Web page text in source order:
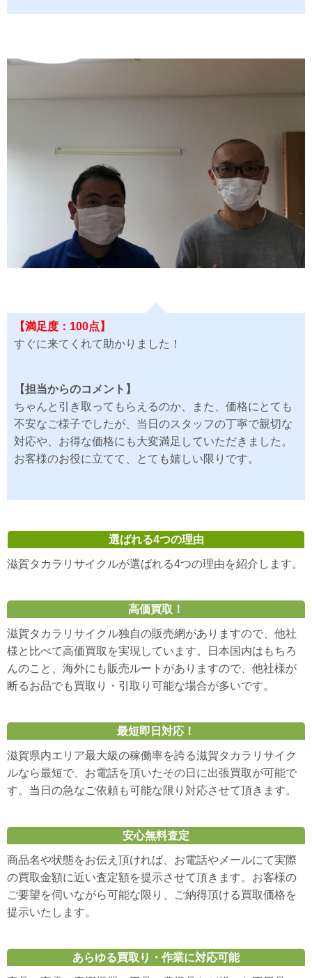
【満足度：100点】
すぐに来てくれて助かりました！
【担当からのコメント】
ちゃんと引き取ってもらえるのか、また、価格にとても
不安なご様子でしたが、当日のスタッフの丁寧で親切な
対応や、お得な価格にも大変満足していただきました。
お客様のお役に立てて、とても嬉しい限りです。
選ばれる4つの理由
滋賀タカラリサイクルが選ばれる4つの理由を紹介します。
高価買取！
滋賀タカラリサイクル独自の販売網がありますので、他社
様と比べて高価買取を実現しています。日本国内はもちろ
んのこと、海外にも販売ルートがありますので、他社様が
断るお品でも買取り・引取り可能な場合が多いです。
最短即日対応！
滋賀県内エリア最大級の稼働率を誇る滋賀タカラリサイク
ルなら最短で、お電話を頂いたその日に出張買取が可能で
す。当日の急なご依頼も可能な限り対応させて頂きます。
安心無料査定
商品名や状態をお伝え頂ければ、お電話やメールにて実際
の買取金額に近い査定額を提示させて頂きます。お客様の
ご要望を伺いながら可能な限り、ご納得頂ける買取価格を
提示いたします。
あらゆる買取り・作業に対応可能